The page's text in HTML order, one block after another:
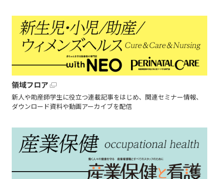
領域フロア
新人や助産師学生に役立つ連載記事をはじめ、関連セミナー情報、
ダウンロード資料や動画アーカイブを配信